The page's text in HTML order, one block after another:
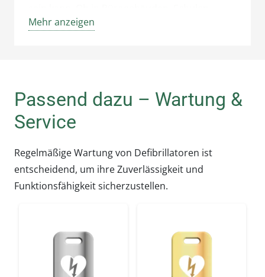
Einkaufszentren oder Sportstätten – dieser
Die wichtigsten Vorteile auf
einen Blick
Robustes Gehäuse mit IP54-Schutzklasse
gegen Staub und Spritzwasser
Innovativer Öffnungsmechanismus mit
rotem Druckknopf für
sekundenschnellen Zugriff
Mehr anzeigen
Passend dazu – Wartung &
Service
Regelmäßige Wartung von Defibrillatoren ist
entscheidend, um ihre Zuverlässigkeit und
Funktionsfähigkeit sicherzustellen.